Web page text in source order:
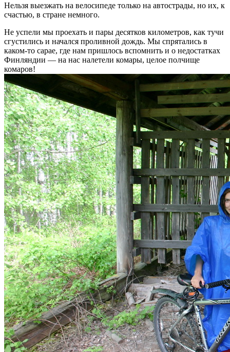
Нельзя выезжать на велосипеде только на автострады, но их, к
счастью, в стране немного.
Не успели мы проехать и пары десятков километров, как тучи
сгустились и начался проливной дождь. Мы спрятались в
каком-то сарае, где нам пришлось вспомнить и о недостатках
Финляндии — на нас налетели комары, целое полчище
комаров!